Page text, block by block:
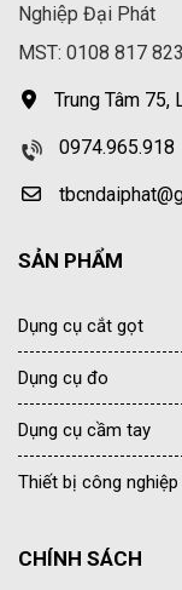
Nghiệp Đại Phát
MST: 0108 817 823
Trung Tâm 75,
0974.965.918
SẢN PHẨM
Dụng cụ cắt gọt
Dụng cụ đo
Dụng cụ cầm tay
Thiết bị công nghiệp
CHÍNH SÁCH